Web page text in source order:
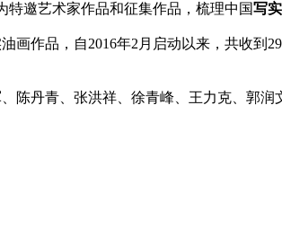
特邀艺术家作品和征集作品，梳理中国写
画作品，自2016年2月启动以来，共收到
陈丹青、张洪祥、徐青峰、王力克、郭润